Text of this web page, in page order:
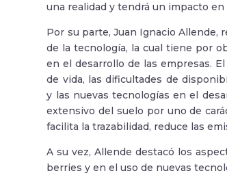
una realidad y tendrá un impacto
Por su parte, Juan Ignacio Allende,
de la tecnología, la cual tiene por
en el desarrollo de las empresas.
de vida, las dificultades de
y las nuevas tecnologías en el
extensivo del suelo por uno de
facilita la trazabilidad, reduce las
A su vez, Allende destacó los
berries y en el uso de nuevas